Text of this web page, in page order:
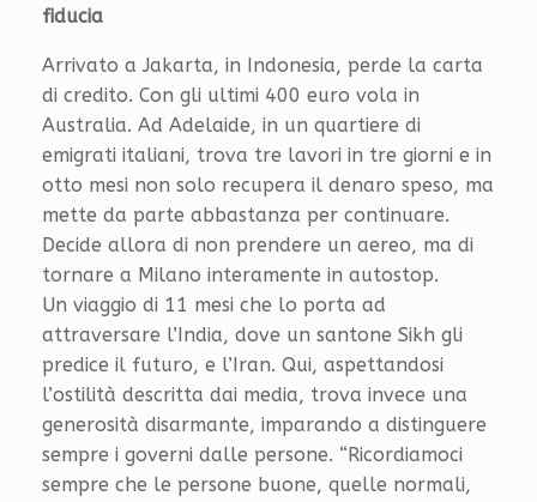
fiducia
Arrivato a Jakarta, in Indonesia, perde la carta
di credito. Con gli ultimi 400 euro vola in
Australia. Ad Adelaide, in un quartiere di
emigrati italiani, trova tre lavori in tre giorni e in
otto mesi non solo recupera il denaro speso, ma
mette da parte abbastanza per continuare.
Decide allora di non prendere un aereo, ma di
tornare a Milano interamente in autostop.
Un viaggio di 11 mesi che lo porta ad
attraversare l’India, dove un santone Sikh gli
predice il futuro, e l’Iran. Qui, aspettandosi
l’ostilità descritta dai media, trova invece una
generosità disarmante, imparando a distinguere
sempre i governi dalle persone. “Ricordiamoci
sempre che le persone buone, quelle normali,